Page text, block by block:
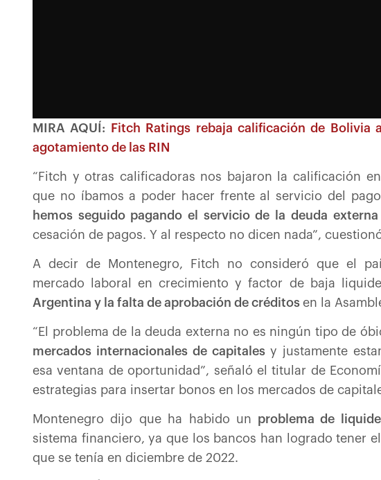
MIRA AQUÍ:
Fitch Ratings rebaja calificación de Bolivia
agotamiento de las RIN
“Fitch y otras calificadoras nos bajaron la calificación
que no íbamos a poder hacer frente al servicio del
hemos seguido pagando el servicio de la deuda
cesación de pagos. Y al respecto no dicen nada”,
A decir de Montenegro, Fitch no consideró que el
mercado laboral en crecimiento y factor de baja
Argentina y la falta de aprobación de créditos en la
“El problema de la deuda externa no es ningún tipo de
mercados internacionales de capitalesy justamente
esa ventana de oportunidad”, señaló el titular de
estrategias para insertar bonos en los mercados de
Montenegro dijo que ha habido un problema de
sistema financiero, ya que los bancos han logrado tener
que se tenía en diciembre de 2022.